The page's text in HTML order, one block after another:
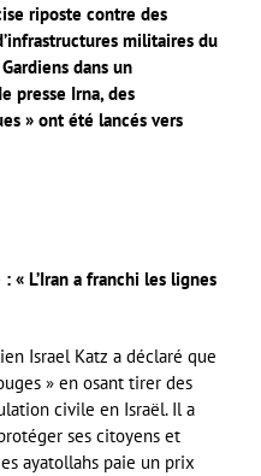
riposte contre des
militaires du
dans un
presse Irna, des
» ont été lancés vers
« L’Iran a franchi les lignes
Israel Katz a déclaré que
» en osant tirer des
civile en Israël. Il a
ses citoyens et
ayatollahs paie un prix